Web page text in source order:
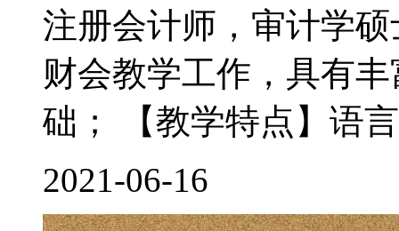
注册会计师，审计学
财会教学工作，具有
础； 【教学特点】语
2021-06-16